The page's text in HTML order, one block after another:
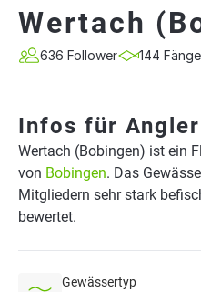
Wertach
636 Follower 144 Fänge
Infos für Angler
Wertach (Bobingen) ist ein
von Bobingen. Das
Mitgliedern sehr stark
bewertet.
Gewässertyp